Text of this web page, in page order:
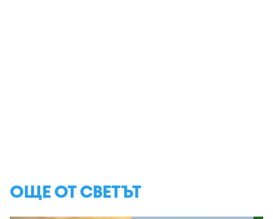
ОЩЕ ОТ СВЕТЪТ